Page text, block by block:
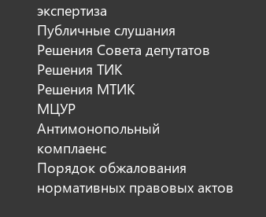
экспертиза
Публичные слушания
Решения Совета депутатов
Решения ТИК
Решения МТИК
МЦУР
Антимонопольный
комплаенс
Порядок обжалования
нормативных правовых актов